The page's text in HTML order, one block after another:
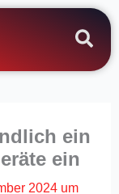
ein
ein
2024 um